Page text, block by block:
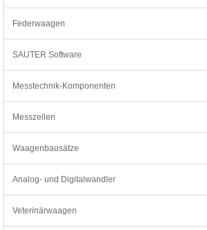
Federwaagen
SAUTER Software
Messtechnik-Komponenten
Messzellen
Waagenbausätze
Analog- und Digitalwandler
Veterinärwaagen